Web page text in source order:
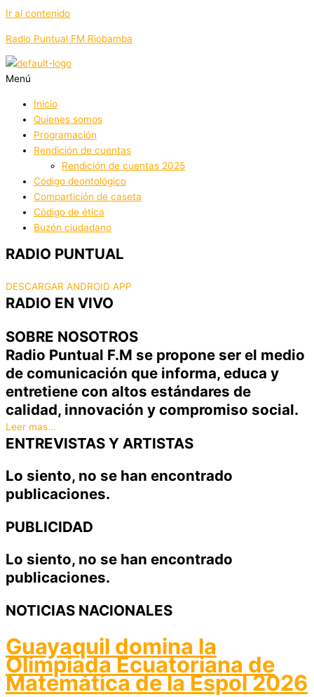
Ir al contenido
Radio Puntual FM Riobamba
Menú
Inicio
Quienes somos
Programación
Rendición de cuentas
Rendición de cuentas 2025
Código deontológico
Compartición de caseta
Código de ética
Buzón ciudadano
RADIO PUNTUAL
DESCARGAR ANDROID APP
RADIO EN VIVO
SOBRE NOSOTROS
Radio Puntual F.M se propone ser el medio
de comunicación que informa, educa y
entretiene con altos estándares de
calidad, innovación y compromiso social.
Leer mas...
ENTREVISTAS Y ARTISTAS
Lo siento, no se han encontrado
publicaciones.
PUBLICIDAD
Lo siento, no se han encontrado
publicaciones.
NOTICIAS NACIONALES
Guayaquil domina la
Olimpiada Ecuatoriana de
Matemática de la Espol 2026